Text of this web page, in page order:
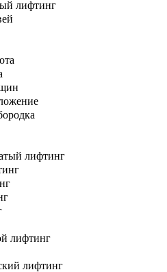
лифтинг
лифтинг
лифтинг
лифтинг